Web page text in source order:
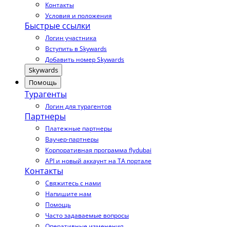
Контакты
Условия и положения
Быстрые ссылки
Логин участника
Вступить в Skywards
Добавить номер Skywards
Skywards
Помощь
Турагенты
Логин для турагентов
Партнеры
Платежные партнеры
Ваучер-партнеры
Корпоративная программа flydubai
API и новый аккаунт на TA портале
Контакты
Свяжитесь с нами
Напишите нам
Помощь
Часто задаваемые вопросы